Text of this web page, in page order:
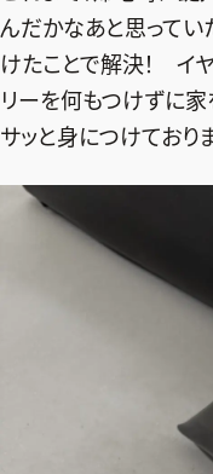
んだかなあと思ってい
けたことで解決！ イ
リーを何もつけずに
サッと身につけておりま